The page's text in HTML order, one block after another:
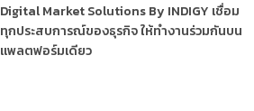
Digital Market Solutions By INDIGY เชื่อม
ทุกประสบการณ์ของธุรกิจ ให้ทำงานร่วมกันบน
แพลตฟอร์มเดียว